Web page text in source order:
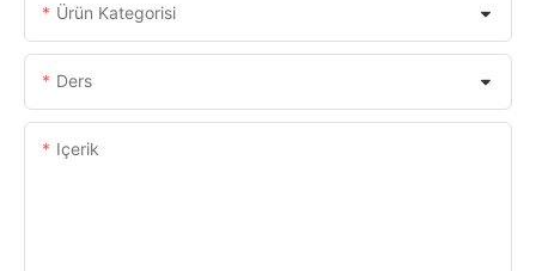
Ürün Kategorisi
Ders
Içerik